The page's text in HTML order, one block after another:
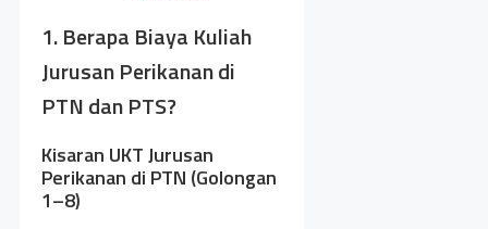
1. Berapa Biaya Kuliah
Jurusan Perikanan di
PTN dan PTS?
Kisaran UKT Jurusan
Perikanan di PTN (Golongan
1–8)